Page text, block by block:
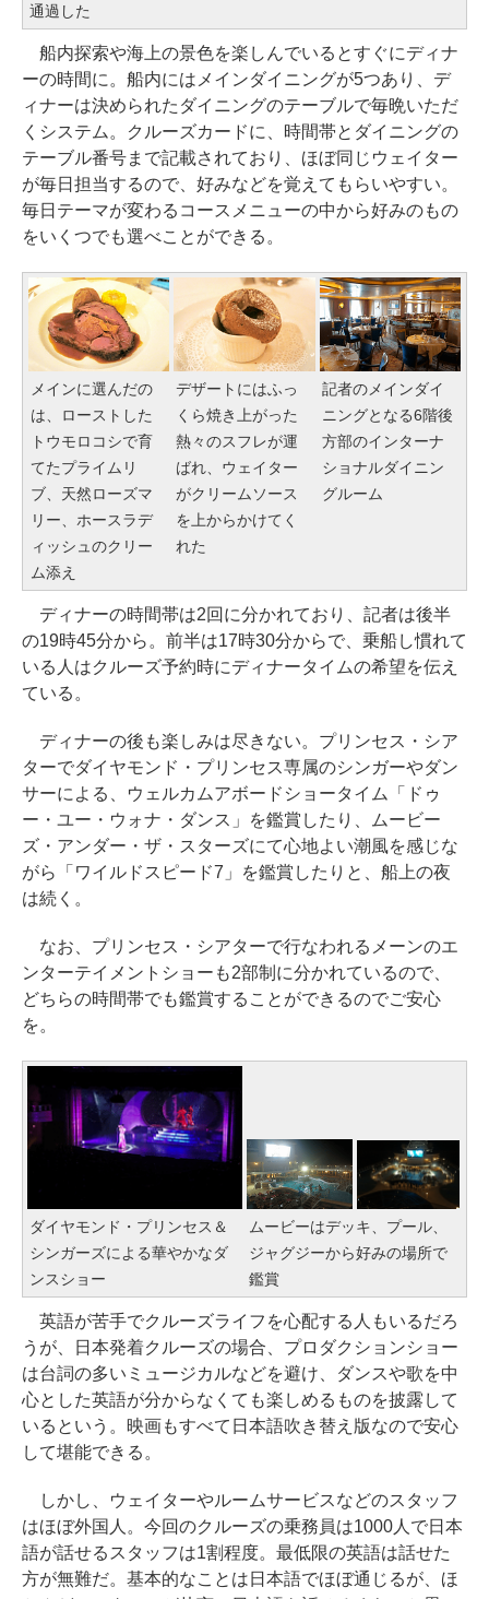
通過した
船内探索や海上の景色を楽しんでいるとすぐにディナ
ーの時間に。船内にはメインダイニングが5つあり、デ
ィナーは決められたダイニングのテーブルで毎晩いただ
くシステム。クルーズカードに、時間帯とダイニングの
テーブル番号まで記載されており、ほぼ同じウェイター
が毎日担当するので、好みなどを覚えてもらいやすい。
毎日テーマが変わるコースメニューの中から好みのもの
をいくつでも選べことができる。
メインに選んだの
は、ローストした
トウモロコシで育
てたプライムリ
ブ、天然ローズマ
リー、ホースラデ
ィッシュのクリー
ム添え
デザートにはふっ
くら焼き上がった
熱々のスフレが運
ばれ、ウェイター
がクリームソース
を上からかけてく
れた
記者のメインダイ
ニングとなる6階後
方部のインターナ
ショナルダイニン
グルーム
ディナーの時間帯は2回に分かれており、記者は後半
の19時45分から。前半は17時30分からで、乗船し慣れて
いる人はクルーズ予約時にディナータイムの希望を伝え
ている。
ディナーの後も楽しみは尽きない。プリンセス・シア
ターでダイヤモンド・プリンセス専属のシンガーやダン
サーによる、ウェルカムアボードショータイム「ドゥ
ー・ユー・ウォナ・ダンス」を鑑賞したり、ムービー
ズ・アンダー・ザ・スターズにて心地よい潮風を感じな
がら「ワイルドスピード7」を鑑賞したりと、船上の夜
は続く。
なお、プリンセス・シアターで行なわれるメーンのエ
ンターテイメントショーも2部制に分かれているので、
どちらの時間帯でも鑑賞することができるのでご安心
を。
ダイヤモンド・プリンセス＆
シンガーズによる華やかなダ
ンスショー
ムービーはデッキ、プール、
ジャグジーから好みの場所で
鑑賞
英語が苦手でクルーズライフを心配する人もいるだろ
うが、日本発着クルーズの場合、プロダクションショー
は台詞の多いミュージカルなどを避け、ダンスや歌を中
心とした英語が分からなくても楽しめるものを披露して
いるという。映画もすべて日本語吹き替え版なので安心
して堪能できる。
しかし、ウェイターやルームサービスなどのスタッフ
はほぼ外国人。今回のクルーズの乗務員は1000人で日本
語が話せるスタッフは1割程度。最低限の英語は話せた
方が無難だ。基本的なことは日本語でほぼ通じるが、ほ